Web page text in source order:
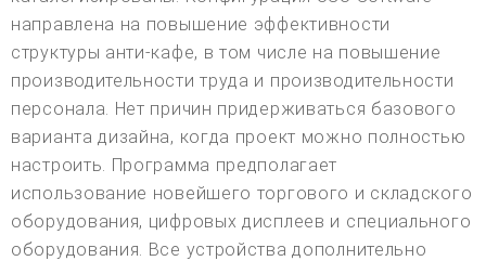
направлена на повышение эффективности
структуры анти-кафе, в том числе на повышение
производительности труда и производительности
персонала. Нет причин придерживаться базового
варианта дизайна, когда проект можно полностью
настроить. Программа предполагает
использование новейшего торгового и складского
оборудования, цифровых дисплеев и специального
оборудования. Все устройства дополнительно